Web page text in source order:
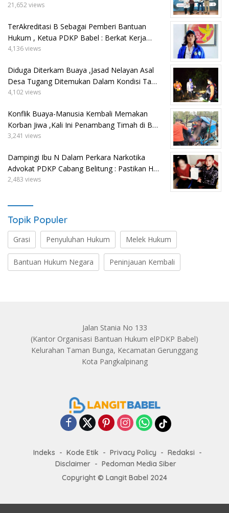
21,652 views
TerAkreditasi B Sebagai Pemberi Bantuan
Hukum , Ketua PDKP Babel : Berkat Kerja…
4,136 views
Diduga Diterkam Buaya ,Jasad Nelayan Asal
Desa Tugang Ditemukan Dalam Kondisi Ta…
4,102 views
Konflik Buaya-Manusia Kembali Memakan
Korban Jiwa ,Kali Ini Penambang Timah di B…
3,241 views
Dampingi Ibu N Dalam Perkara Narkotika
Advokat PDKP Cabang Belitung : Pastikan H…
2,483 views
Topik Populer
Grasi Penyuluhan Hukum Melek Hukum
Bantuan Hukum Negara Peninjauan Kembali
Jalan Stania No 133
(Kantor Organisasi Bantuan Hukum elPDKP Babel)
Kelurahan Taman Bunga, Kecamatan Gerunggang
Kota Pangkalpinang
Indeks Kode Etik Privacy Policy
Redaksi
Disclaimer
Pedoman Media Siber
Copyright © Langit Babel 2024